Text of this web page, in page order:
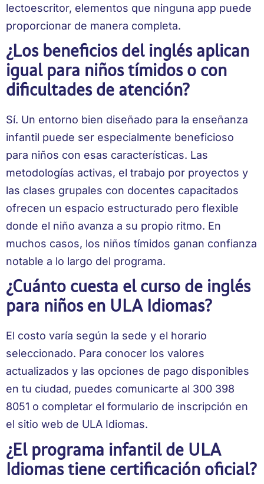
lectoescritor, elementos que ninguna app puede
proporcionar de manera completa.
¿Los beneficios del inglés aplican
igual para niños tímidos o con
dificultades de atención?
Sí. Un entorno bien diseñado para la enseñanza
infantil puede ser especialmente beneficioso
para niños con esas características. Las
metodologías activas, el trabajo por proyectos y
las clases grupales con docentes capacitados
ofrecen un espacio estructurado pero flexible
donde el niño avanza a su propio ritmo. En
muchos casos, los niños tímidos ganan confianza
notable a lo largo del programa.
¿Cuánto cuesta el curso de inglés
para niños en ULA Idiomas?
El costo varía según la sede y el horario
seleccionado. Para conocer los valores
actualizados y las opciones de pago disponibles
en tu ciudad, puedes comunicarte al 300 398
8051 o completar el formulario de inscripción en
el sitio web de ULA Idiomas.
¿El programa infantil de ULA
Idiomas tiene certificación oficial?